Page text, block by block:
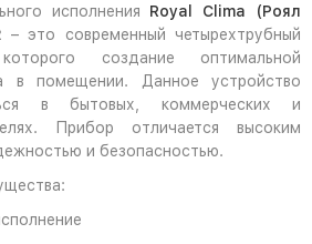
исполнения Royal Clima (Роял
– это современный четырехтрубный
создание оптимальной
в помещении. Данное устройство
в бытовых, коммерческих и
Прибор отличается высоким
и безопасностью.